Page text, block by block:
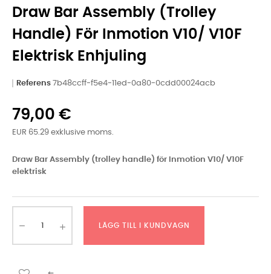
Draw Bar Assembly (trolley
Handle) För Inmotion V10/ V10F
Elektrisk Enhjuling
Referens 7b48ccff-f5e4-11ed-0a80-0cdd00024acb
79,00 €
EUR 65.29 exklusive moms.
Draw Bar Assembly (trolley handle) för Inmotion V10/ V10F
elektrisk
LÄGG TILL I KUNDVAGN